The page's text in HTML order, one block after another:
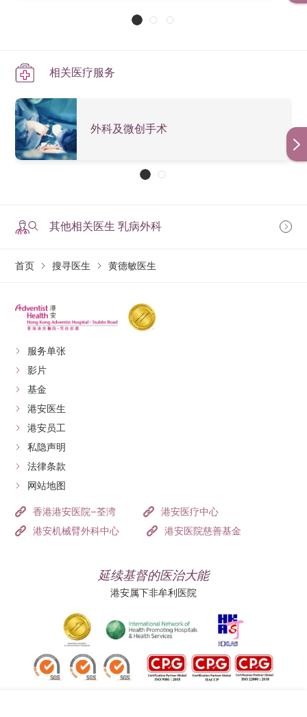
相关医疗服务
外科及微创手术
其他相关医生 乳病外科
首页 搜寻医生 黄德敏医生
服务单张
影片
基金
港安医生
港安员工
私隐声明
法律条款
网站地图
香港港安医院–荃湾
港安医疗中心
港安机械臂外科中心
港安医院慈善基金
延续基督的医治大能
港安属下非牟利医院